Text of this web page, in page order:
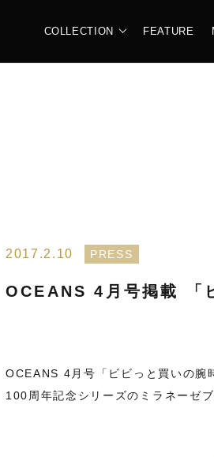
COLLECTION FEATURE
2017.2.10 PRESS
OCEANS 4月号掲載 「
OCEANS 4月号「ビビっと買いの腕
100周年記念シリーズのミラネーゼ